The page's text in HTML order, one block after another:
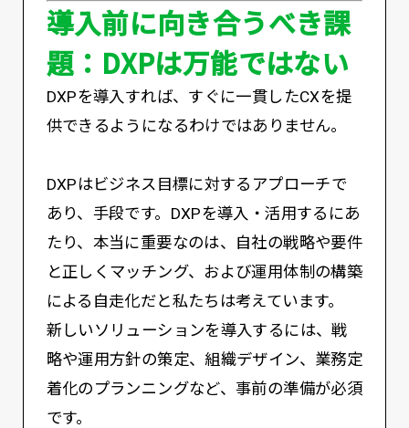
導入前に向き合うべき課
題：DXPは万能ではない
DXPを導入すれば、すぐに一貫したCXを提
供できるようになるわけではありません。
DXPはビジネス目標に対するアプローチで
あり、手段です。DXPを導入・活用するにあ
たり、本当に重要なのは、自社の戦略や要件
と正しくマッチング、および運用体制の構築
による自走化だと私たちは考えています。
新しいソリューションを導入するには、戦
略や運用方針の策定、組織デザイン、業務定
着化のプランニングなど、事前の準備が必須
です。